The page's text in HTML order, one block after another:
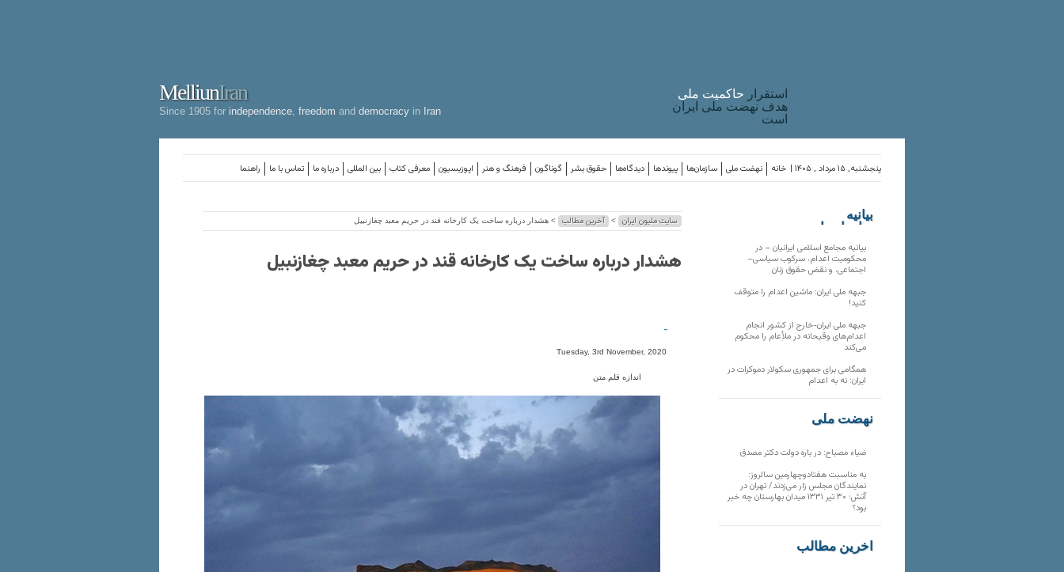
MelliunIran
Since 1905 for independence freedom and democracy in Iran
استقرار حاکميت ملی
هدف نهضت ملی ایران
است
راهنما تماس با ما درباره ما بین المللی معرفی کتاب اپوزیسیون فرهنگ و هنر گوناگون حقوق بشر دیدگاه‌ها پیوندها سازمان‌ها نهضت ملی خانه پنجشنبه, ۱۵ مرداد , ۱۴۰۵ |
سایت ملیون ایران > آخرین مطالب > هشدار درباره ساخت یک کارخانه قند در حریم معبد چغازنبیل
هشدار درباره ساخت یک کارخانه قند در حریم معبد چغازنبیل
-
Tuesday, 3rd November, 2020
اندازه قلم متن
بیانیه
سازمان‌های
بیانیه مجامع اسلامی ایرانیان – در
محکومیت اعدام، سرکوب سیاسی–
اجتماعی، و نقض حقوق زنان
جبهه ملی ایران: ماشین اعدام را متوقف
کنید!
جبهه ملی ایران-خارج از کشور انجام
اعدام‌های وقیحانه در ملأِعام را محکوم
می‌کند
همگامی برای جمهوری سکولار دموکرات در
ایران: نه به اعدام
نهضت ملی
ضیاء مصباح: در باره دولت دکتر مصدق
به مناسبت هفتادوچهارمین سالروز:
نمایندگان مجلس زار می‌زدند/ تهران در
آتش؛ ۳۰ تیر ۱۳۳۱ میدان بهارستان چه خبر
بود؟
آخرین مطالب